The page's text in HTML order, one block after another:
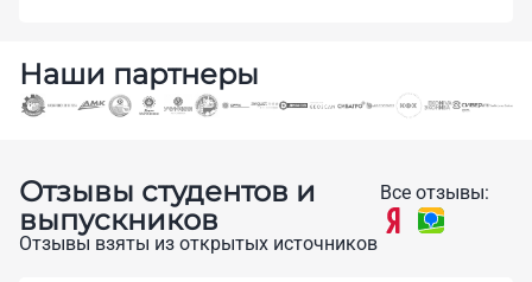
Наши партнеры
Отзывы студентов и
выпускников
Все отзывы:
Отзывы взяты из открытых источников